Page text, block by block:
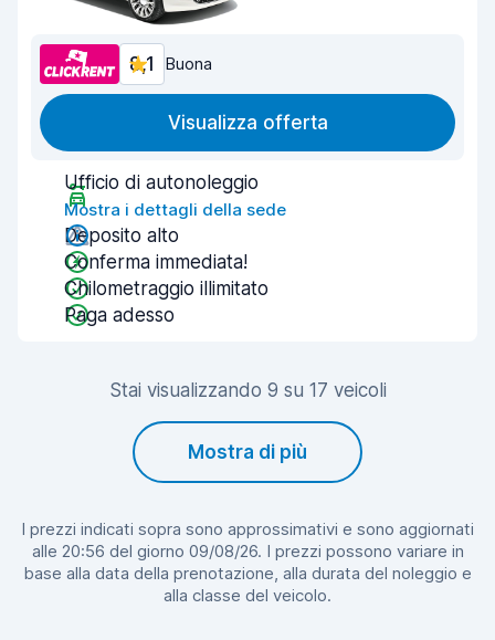
8,1 Buona
Visualizza offerta
Ufficio di autonoleggio
Mostra i dettagli della sede
Deposito alto
Conferma immediata!
Chilometraggio illimitato
Paga adesso
Stai visualizzando 9 su 17 veicoli
Mostra di più
I prezzi indicati sopra sono approssimativi e sono aggiornati
alle 20:56 del giorno 09/08/26. I prezzi possono variare in
base alla data della prenotazione, alla durata del noleggio e
alla classe del veicolo.